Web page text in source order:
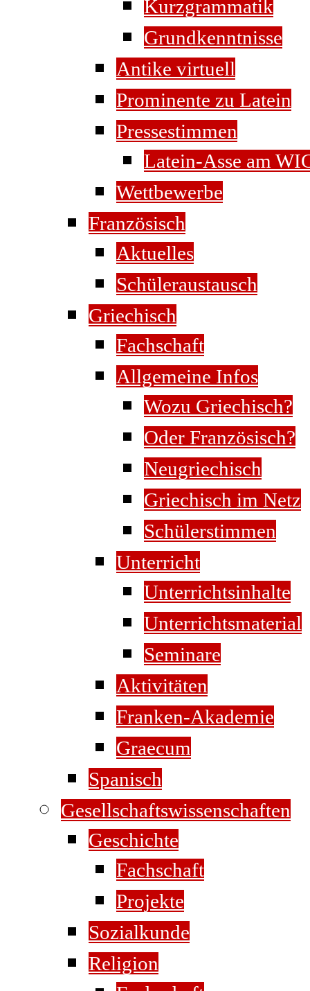
Kurzgrammatik
Grundkenntnisse
Antike virtuell
Prominente zu Latein
Pressestimmen
Latein-Asse am
Wettbewerbe
Französisch
Aktuelles
Schüleraustausch
Griechisch
Fachschaft
Allgemeine Infos
Wozu Griechisch?
Oder Französisch?
Neugriechisch
Griechisch im Netz
Schülerstimmen
Unterricht
Unterrichtsinhalte
Unterrichtsmaterial
Seminare
Aktivitäten
Franken-Akademie
Graecum
Spanisch
Gesellschaftswissenschaften
Geschichte
Fachschaft
Projekte
Sozialkunde
Religion